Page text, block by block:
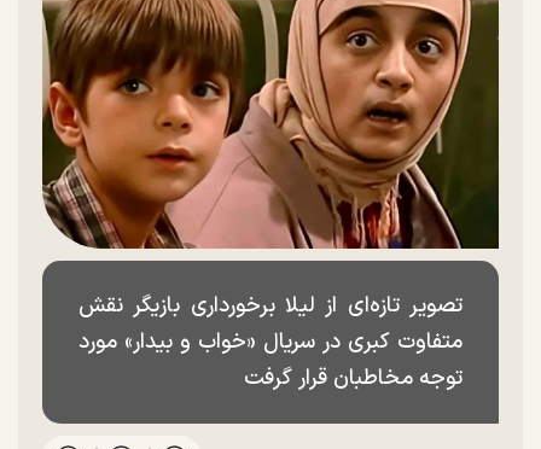
​تصویر تازه‌ای از لیلا برخورداری بازیگر نقش
متفاوت کبری در سریال «خواب و بیدار» مورد
توجه مخاطبان قرار گرفت